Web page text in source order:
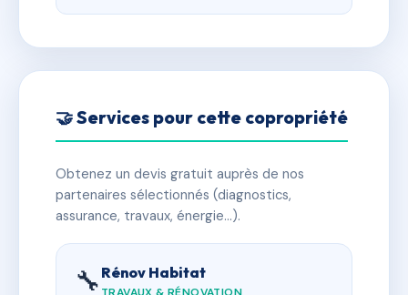
🤝 Services pour cette copropriété
Obtenez un devis gratuit auprès de nos
partenaires sélectionnés (diagnostics,
assurance, travaux, énergie…).
🔧 Rénov Habitat